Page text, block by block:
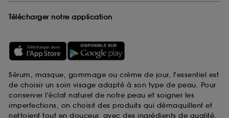
Télécharger notre application
Sérum, masque, gommage ou crème de jour, l'essentiel est
de choisir un soin visage adapté à son type de peau. Pour
conserver l'éclat naturel de notre peau et soigner les
imperfections, on choisit des produits qui démaquillent et
nettoient tout en douceur, avec des ingrédients de qualité.